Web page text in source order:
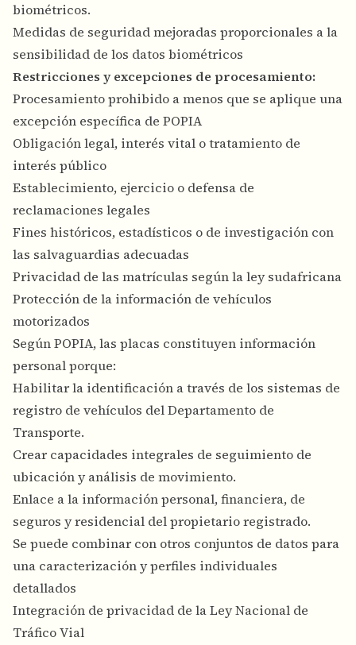
biométricos.
Medidas de seguridad mejoradas proporcionales a la
sensibilidad de los datos biométricos
Restricciones y excepciones de procesamiento:
Procesamiento prohibido a menos que se aplique una
excepción específica de POPIA
Obligación legal, interés vital o tratamiento de
interés público
Establecimiento, ejercicio o defensa de
reclamaciones legales
Fines históricos, estadísticos o de investigación con
las salvaguardias adecuadas
Privacidad de las matrículas según la ley sudafricana
Protección de la información de vehículos
motorizados
Según POPIA, las placas constituyen información
personal porque:
Habilitar la identificación a través de los sistemas de
registro de vehículos del Departamento de
Transporte.
Crear capacidades integrales de seguimiento de
ubicación y análisis de movimiento.
Enlace a la información personal, financiera, de
seguros y residencial del propietario registrado.
Se puede combinar con otros conjuntos de datos para
una caracterización y perfiles individuales
detallados
Integración de privacidad de la Ley Nacional de
Tráfico Vial